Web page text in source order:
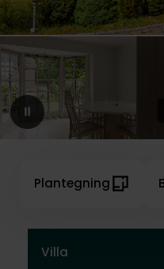
Villa
Plantegning